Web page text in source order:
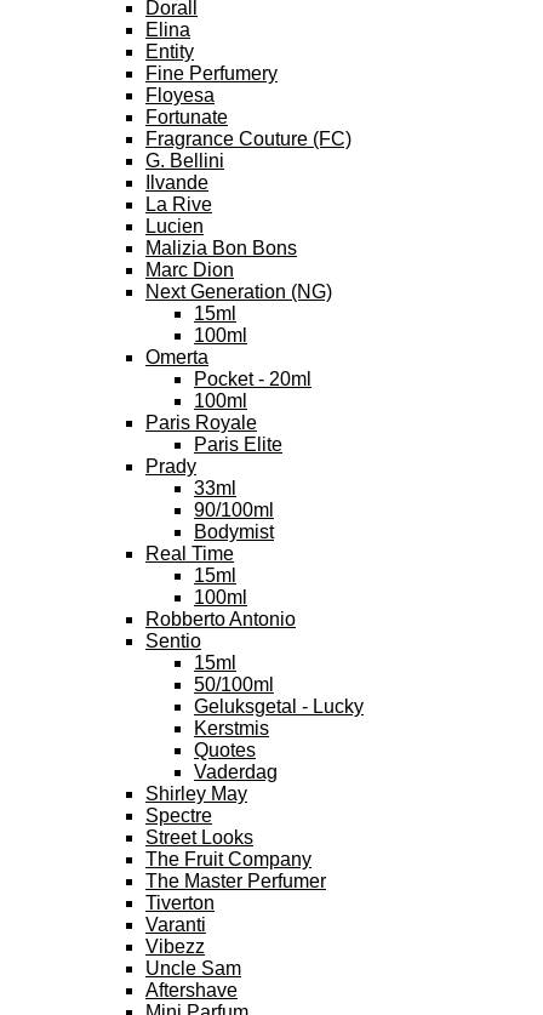
Dorall
Elina
Entity
Fine Perfumery
Floyesa
Fortunate
Fragrance Couture (FC)
G. Bellini
Ilvande
La Rive
Lucien
Malizia Bon Bons
Marc Dion
Next Generation (NG)
15ml
100ml
Omerta
Pocket - 20ml
100ml
Paris Royale
Paris Elite
Prady
33ml
90/100ml
Bodymist
Real Time
15ml
100ml
Robberto Antonio
Sentio
15ml
50/100ml
Geluksgetal - Lucky
Kerstmis
Quotes
Vaderdag
Shirley May
Spectre
Street Looks
The Fruit Company
The Master Perfumer
Tiverton
Varanti
Vibezz
Uncle Sam
Aftershave